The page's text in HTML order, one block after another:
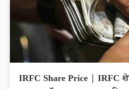
IRFC Share Price | IRFC